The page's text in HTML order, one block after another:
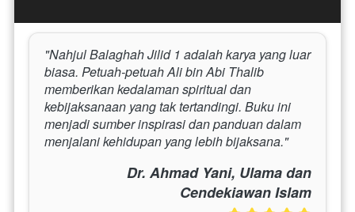
"Nahjul Balaghah Jilid 1 adalah karya yang luar
biasa. Petuah-petuah Ali bin Abi Thalib
memberikan kedalaman spiritual dan
kebijaksanaan yang tak tertandingi. Buku ini
menjadi sumber inspirasi dan panduan dalam
menjalani kehidupan yang lebih bijaksana."
Dr. Ahmad Yani, Ulama dan
Cendekiawan Islam